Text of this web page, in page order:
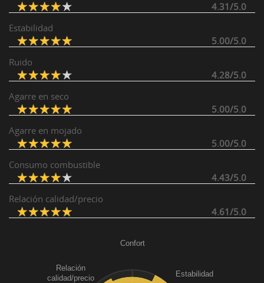
4.31/5.0
Estabilidad
5.00/5.0
Ruido
4.28/5.0
Agarre en seco
5.00/5.0
Agarre en mojado
5.00/5.0
Consumo combustible
4.43/5.0
Relación calidad/precio
4.61/5.0
Confort
Estabilidad
Relación
calidad/precio